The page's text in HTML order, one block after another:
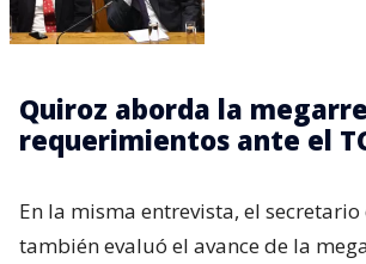
Quiroz aborda la
requerimientos ante el
En la misma entrevista, el secretario
también evaluó el avance de la